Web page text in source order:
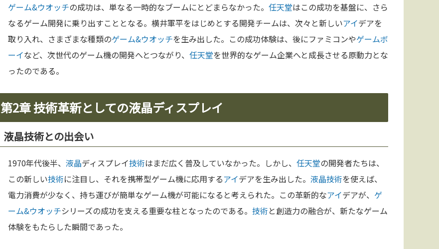
ゲーム&ウオッチの成功は、単なる一時的なブームにとどまらなかった。 任天堂はこの成功を基盤に、さら
なるゲーム開発に乗り出すこととなる。横井軍平をはじめとする開発チームは、次々と新しいアイデアを
取り入れ、さまざまな種類のゲーム&ウオッチを生み出した。この成功体験は、後にファミコンやゲームボ
ーイなど、次世代のゲーム機の開発へとつながり、 任天堂を世界的なゲーム企業へと成長させる原動力とな
ったのである。
第2章 技術革新としての液晶ディスプレイ
液晶技術との出会い
1970年代後半、 液晶ディスプレイ技術はまだ広く普及していなかった。しかし、 任天堂の開発者たちは、
この新しい技術に注目し、それを携帯型ゲーム機に応用するアイデアを生み出した。 液晶技術を使えば、
電力消費が少なく、持ち運びが簡単なゲーム機が可能になると考えられた。この革新的なアイデアが、 ゲ
ーム&ウオッチシリーズの成功を支える重要な柱となったのである。 技術と創造力の融合が、新たなゲーム
体験をもたらした瞬間であった。